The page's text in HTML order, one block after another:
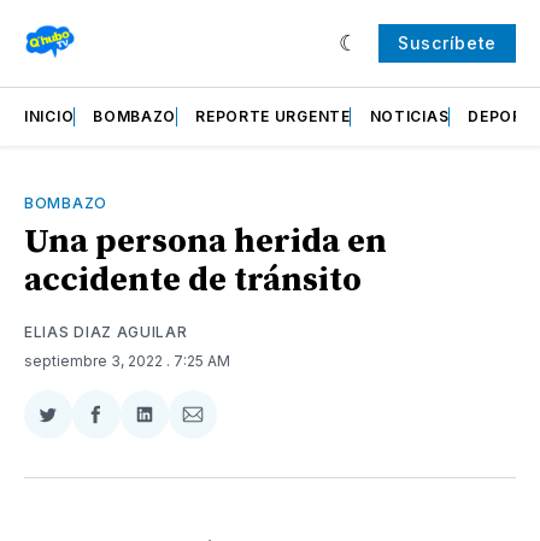
Suscríbete
INICIO BOMBAZO REPORTE URGENTE NOTICIAS
BOMBAZO
Una persona herida en
accidente de tránsito
ELIAS DIAZ AGUILAR
septiembre 3, 2022 . 7:25 AM
Compartir
Twitter
Compartir
Facebook
Compartir
LinkedIn
Compartir
Email